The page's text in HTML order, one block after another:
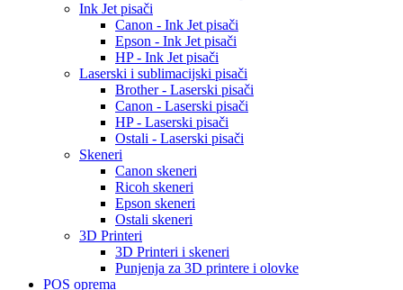
Ink Jet pisači
Canon - Ink Jet pisači
Epson - Ink Jet pisači
HP - Ink Jet pisači
Laserski i sublimacijski pisači
Brother - Laserski pisači
Canon - Laserski pisači
HP - Laserski pisači
Ostali - Laserski pisači
Skeneri
Canon skeneri
Ricoh skeneri
Epson skeneri
Ostali skeneri
3D Printeri
3D Printeri i skeneri
Punjenja za 3D printere i olovke
POS oprema